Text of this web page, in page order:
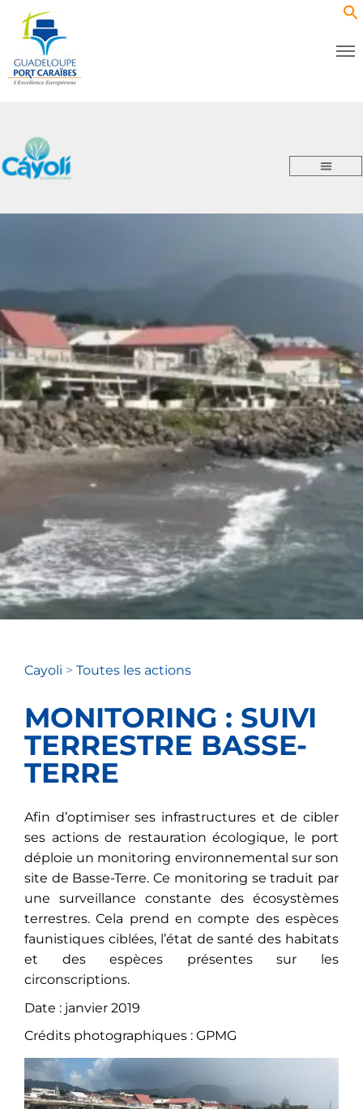
Cayoli > Toutes les actions
MONITORING : SUIVI
TERRESTRE BASSE-
TERRE
Afin d’optimiser ses infrastructures et de cibler
ses actions de restauration écologique, le port
déploie un monitoring environnemental sur son
site de Basse-Terre. Ce monitoring se traduit par
une surveillance constante des écosystèmes
terrestres. Cela prend en compte des espèces
faunistiques ciblées, l’état de santé des habitats
et des espèces présentes sur les
circonscriptions.
Date : janvier 2019
Crédits photographiques : GPMG